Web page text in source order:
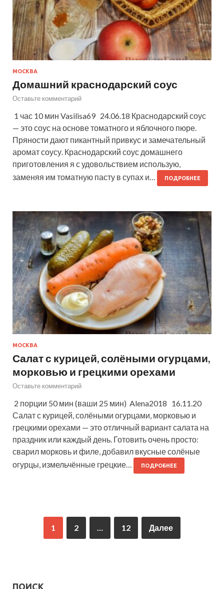
МОСКВА
Домашний краснодарский соус
Оставьте комментарий
1 час 10 мин Vasilisa69 24.06.18 Краснодарский соус
— это соус на основе томатного и яблочного пюре.
Пряности дают пикантный привкус и замечательный
аромат соусу. Краснодарский соус домашнего
приготовления я с удовольствием использую,
заменяя им томатную пасту в супах и…
ПОДРОБНЕЕ
МОСКВА
Салат с курицей, солёными огурцами,
морковью и грецкими орехами
Оставьте комментарий
2 порции 50 мин (ваши 25 мин) Alena2018 16.11.20
Салат с курицей, солёными огурцами, морковью и
грецкими орехами — это отличный вариант салата на
праздник или каждый день. Готовить очень просто:
сварил морковь и филе, добавил вкусные солёные
огурцы, измельчённые грецкие…
ПОДРОБНЕЕ
1 2 … 12 Далее
ПОИСК